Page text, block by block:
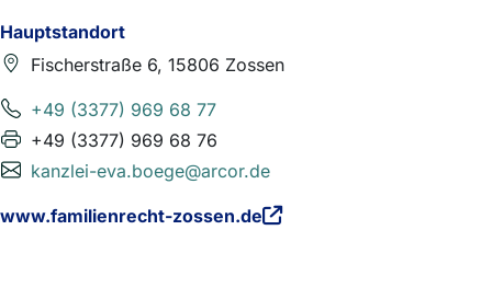
Hauptstandort
Fischerstraße 6, 15806 Zossen
+49 (3377) 969 68 77
+49 (3377) 969 68 76
kanzlei-eva.boege@arcor.de
www.familienrecht-zossen.de